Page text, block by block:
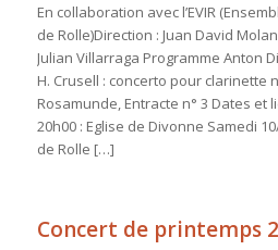
En collaboration avec l’EVIR
de Rolle)Direction : Juan David
Julian Villarraga Programme Anton
H. Crusell : concerto pour clarinette
Rosamunde, Entracte n° 3 Dates et
20h00 : Eglise de Divonne Samedi
de Rolle […]
Concert de printemps